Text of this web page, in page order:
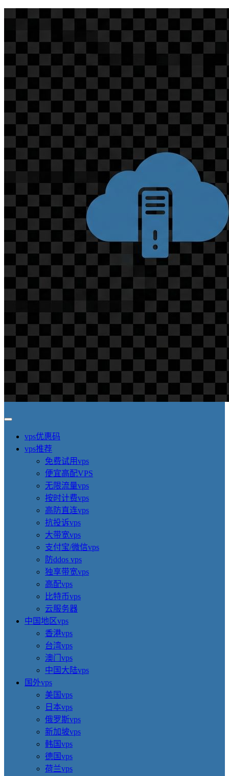
vps优惠码
vps推荐
免费试用vps
便宜高配VPS
无限流量vps
按时计费vps
高防直连vps
抗投诉vps
大带宽vps
支付宝/微信vps
防ddos vps
独享带宽vps
高配vps
比特币vps
云服务器
中国地区vps
香港vps
台湾vps
澳门vps
中国大陆vps
国外vps
美国vps
日本vps
俄罗斯vps
新加坡vps
韩国vps
德国vps
荷兰vps